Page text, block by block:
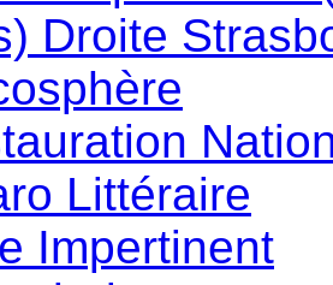
Droite
Littéraire
Impertinent